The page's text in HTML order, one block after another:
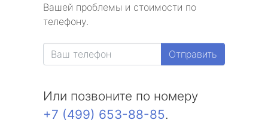
Вашей проблемы и стоимости по
телефону.
Отправить
Или позвоните по номеру
+7 (499) 653-88-85.